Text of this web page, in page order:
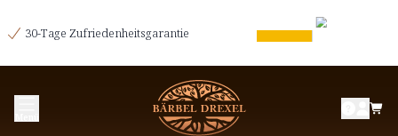
30-Tage Zufriedenheitsgarantie